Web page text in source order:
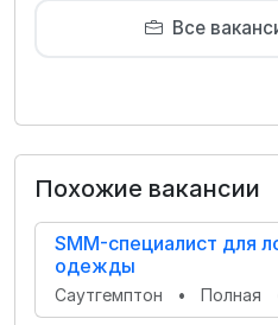
Все
Похожие вакансии
SMM-специалист для
одежды
Саутгемптон • Полная